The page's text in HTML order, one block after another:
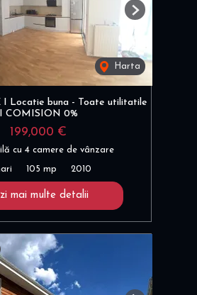
Harta
Next
I Locatie buna - Toate utilitatile
I COMISION 0%
199,000 €
cu 4 camere de vânzare
105 mp 2010
mai multe detalii